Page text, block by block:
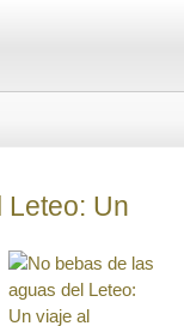
Leteo: Un